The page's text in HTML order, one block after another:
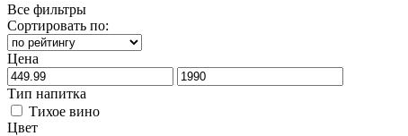
Все фильтры
Сортировать по:
Цена
Тип напитка
Тихое вино
Цвет